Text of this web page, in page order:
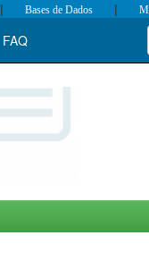
| Bases de Dados |
FAQ